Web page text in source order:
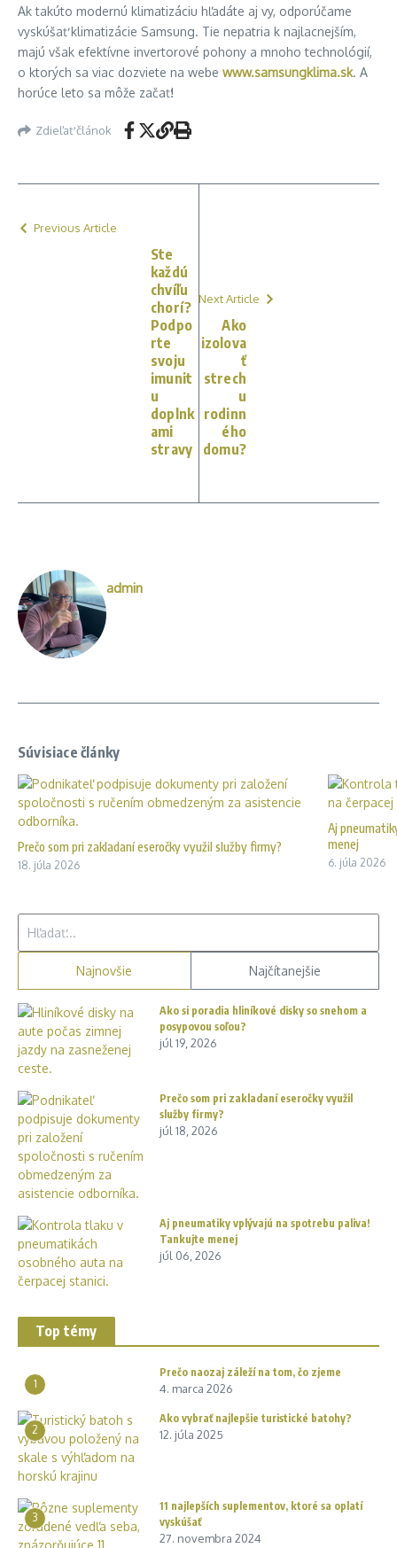
Ak takúto modernú klimatizáciu hľadáte aj vy, odporúčame
vyskúšať klimatizácie Samsung. Tie nepatria k najlacnejším,
majú však efektívne invertorové pohony a mnoho technológií,
o ktorých sa viac dozviete na webe www.samsungklima.sk. A
horúce leto sa môže začať!
Zdieľať článok
Previous Article
Ste
každú
chvíľu
chorí?
Podpo
rte
svoju
imunit
u
doplnk
ami
stravy
Next Article
Ako
izolova
ť
strech
u
rodinn
ého
domu?
admin
Súvisiace články
Prečo som pri zakladaní eseročky využil služby firmy?
18. júla 2026
Aj
menej
6. júla 2026
Najnovšie Najčítanejšie
Ako si poradia hliníkové disky so snehom a
posypovou soľou?
júl 19, 2026
Prečo som pri zakladaní eseročky využil
služby firmy?
júl 18, 2026
Aj pneumatiky vplývajú na spotrebu paliva!
Tankujte menej
júl 06, 2026
Top témy
1
Prečo naozaj záleží na tom, čo zjeme
4. marca 2026
2
Ako vybrať najlepšie turistické batohy?
12. júla 2025
3
11 najlepších suplementov, ktoré sa oplatí
vyskúšať
27. novembra 2024